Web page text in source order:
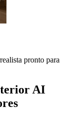
pronto para
AI